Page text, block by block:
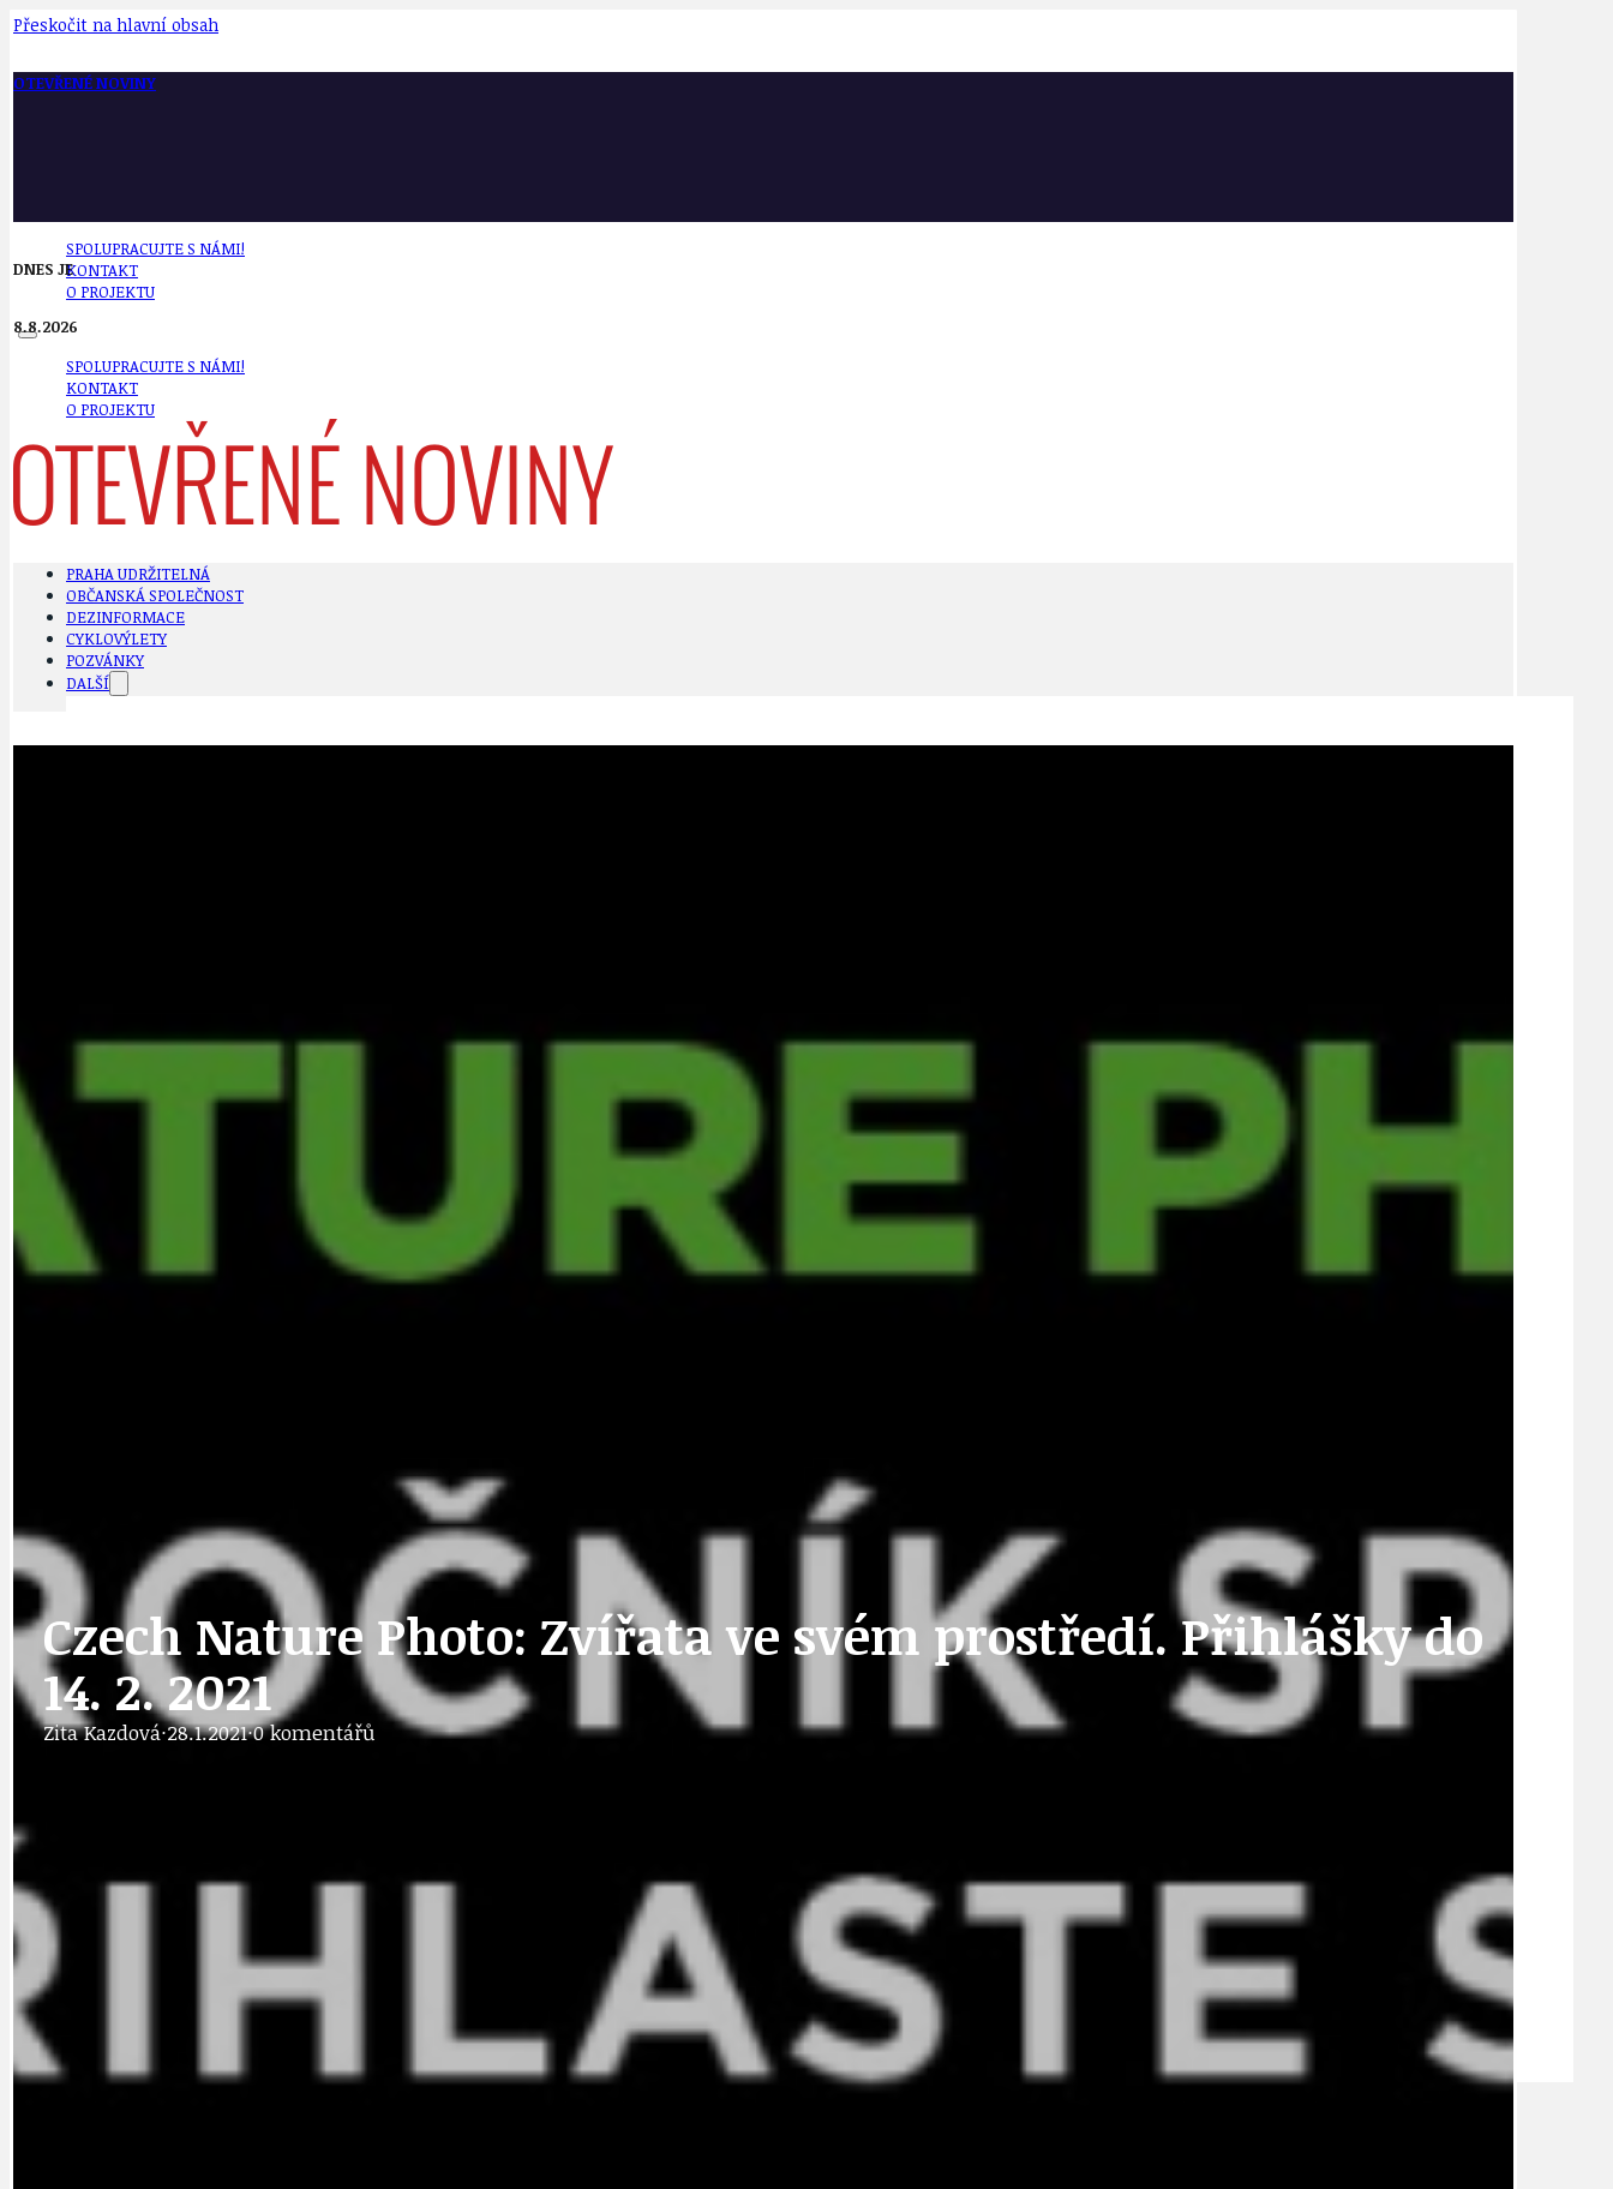
Přeskočit na hlavní obsah
OTEVŘENÉ NOVINY
SPOLUPRACUJTE S NÁMI!
KONTAKT
O PROJEKTU
SPOLUPRACUJTE S NÁMI!
KONTAKT
O PROJEKTU
DNES JE
8.8.2026
PRAHA UDRŽITELNÁ
OBČANSKÁ SPOLEČNOST
DEZINFORMACE
CYKLOVÝLETY
POZVÁNKY
DALŠÍ
CYKLOVÝLETY
DOPORUČUJEME
DOPRAVA
KRUHOVÝ OBJEZD V KOLODĚJÍCH
NEZAŘAZENÉ
OBČANSKÁ SPOLEČNOST
OSOBNOST
POZVÁNKY
PŘEVZATÉ ZPRÁVY Z ÚŘADU MČ PRAHA 21
SKAUTSKÁ KLUBOVNA
SOCIÁLNÍ PROJEKTY A POMOC
STAVEBNÍ ZÁKON
UDRŽITELNOST
ÚJEZDSKÉ JEDNOSMĚRKY
ÚZEMNÍ A STRATEGICKÝ PLÁN
VEŘEJNÉ ZAKÁZKY, VOLNÁ PRACOVNÍ MÍSTA
ŽIVOT KOLEM NÁS
ZPRÁVY
Czech Nature Photo: Zvířata ve svém prostředí. Přihlášky do
14. 2. 2021
Zita Kazdová·28.1.2021·0 komentářů